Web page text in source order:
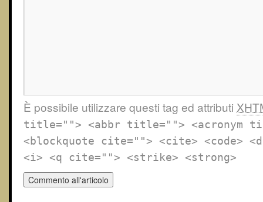
È possibile utilizzare questi tag ed attributi
title=""> <abbr title=""> <acronym
<blockquote cite=""> <cite> <code>
<i> <q cite=""> <strike> <strong>